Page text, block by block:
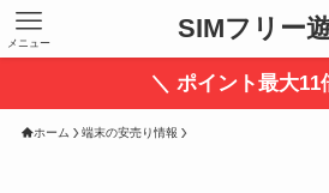
SIMフリー
メニュー
＼ ポイント最大11
ホーム 端末の安売り情報